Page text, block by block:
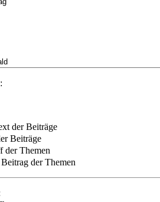
der Beiträge
Beiträge
der Themen
der Themen